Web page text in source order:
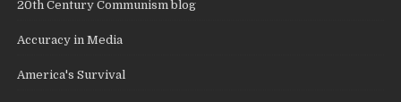
20th Century Communism blog
Accuracy in Media
America's Survival